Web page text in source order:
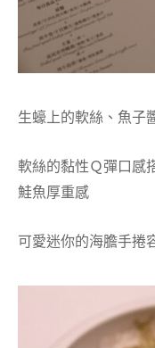
生蠔上的軟絲、魚子
軟絲的黏性Ｑ彈口感
鮭魚厚重感
可愛迷你的海膽手捲